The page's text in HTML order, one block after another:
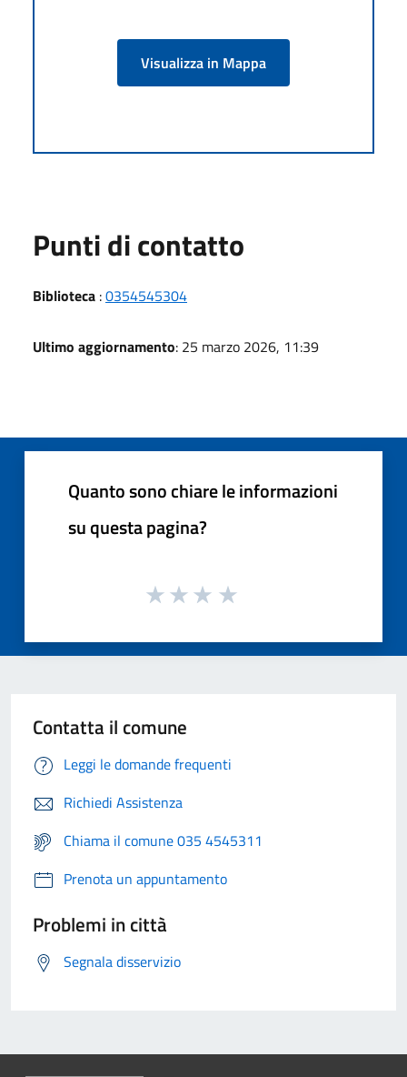
Visualizza in Mappa
Punti di contatto
Biblioteca :0354545304
Ultimo aggiornamento: 25 marzo 2026, 11:39
Quanto sono chiare le informazioni
su questa pagina?
Contatta il comune
Leggi le domande frequenti
Richiedi Assistenza
Chiama il comune 035 4545311
Prenota un appuntamento
Problemi in città
Segnala disservizio